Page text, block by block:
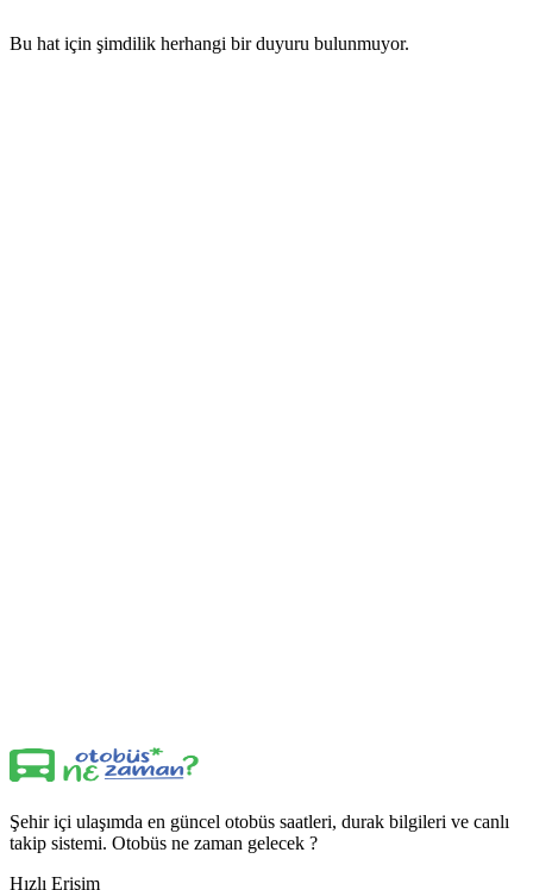
Bu hat için şimdilik herhangi bir duyuru bulunmuyor.
Şehir içi ulaşımda en güncel otobüs saatleri, durak bilgileri ve canlı
takip sistemi. Otobüs ne zaman gelecek ?
Hızlı Erişim